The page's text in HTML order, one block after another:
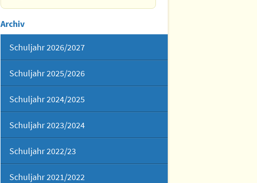
Archiv
Schuljahr 2026/2027
Schuljahr 2025/2026
Schuljahr 2024/2025
Schuljahr 2023/2024
Schuljahr 2022/23
Schuljahr 2021/2022